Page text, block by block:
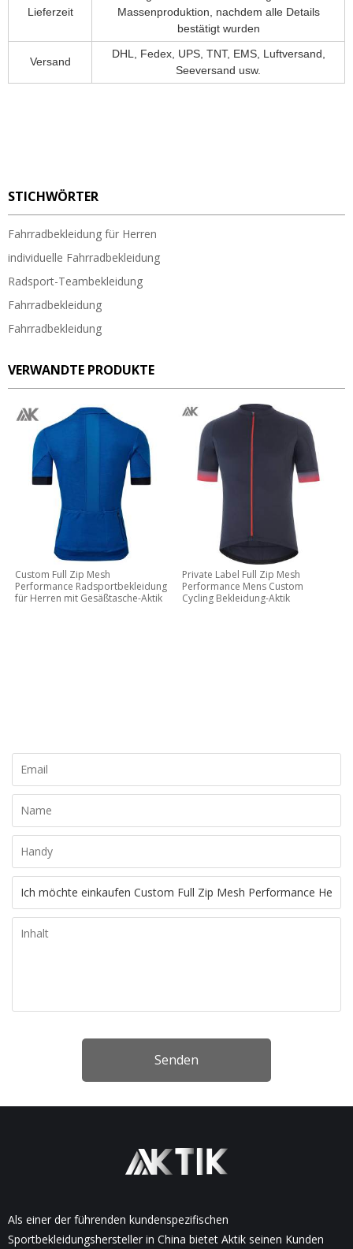
Lieferzeit
Massenproduktion, nachdem alle Details
bestätigt wurden
Versand
DHL, Fedex, UPS, TNT, EMS, Luftversand,
Seeversand usw.
STICHWÖRTER
Fahrradbekleidung für Herren
individuelle Fahrradbekleidung
Radsport-Teambekleidung
Fahrradbekleidung
Fahrradbekleidung
VERWANDTE PRODUKTE
Custom Full Zip Mesh
Performance Radsportbekleidung
für Herren mit Gesäßtasche-Aktik
Private Label Full Zip Mesh
Performance Mens Custom
Cycling Bekleidung-Aktik
Senden
Als einer der führenden kundenspezifischen
Sportbekleidungshersteller in China bietet Aktik seinen Kunden